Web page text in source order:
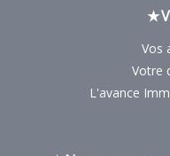
Vos
Votre
L'avance